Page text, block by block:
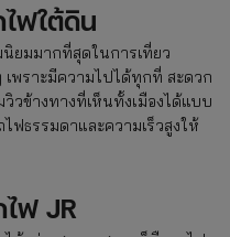
ฟใต้ดิน
ยมมากที่สุดในการเที่ยว
พราะมีความไปได้ทุกที่ สะดวก
วข้างทางที่เห็นทั้งเมืองได้แบบ
ฟธรรมดาและความเร็วสูงให้
ฟ JR